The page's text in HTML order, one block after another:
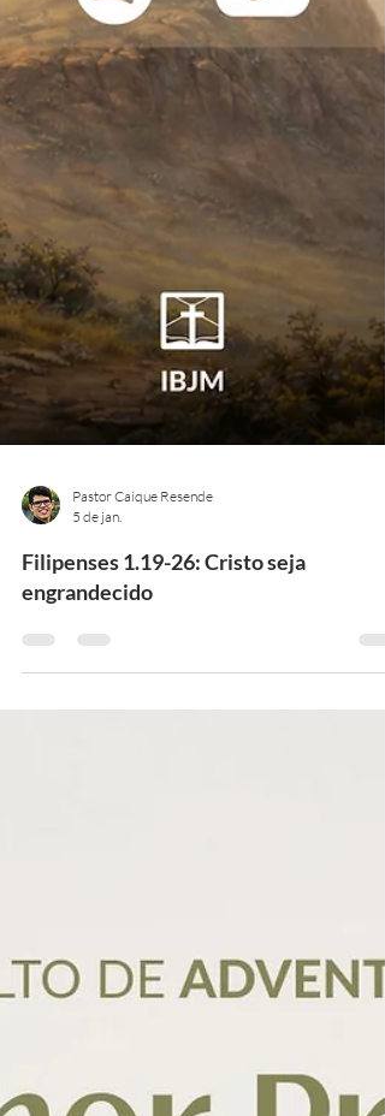
5 de jan.
Filipenses 1.19-26: Cristo seja
engrandecido